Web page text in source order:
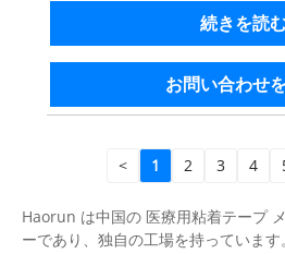
続きを読
お問い合わせ
< 1 2 3 4
Haorun は中国の 医療用粘着テープ
ーであり、独自の工場を持っていま